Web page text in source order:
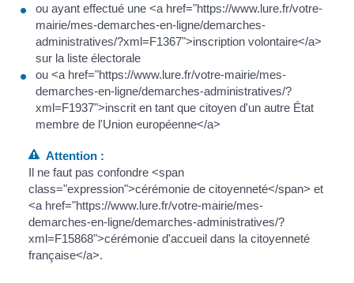
ou ayant effectué une <a href="https://www.lure.fr/votre-
mairie/mes-demarches-en-ligne/demarches-
administratives/?xml=F1367">inscription volontaire</a>
sur la liste électorale
ou <a href="https://www.lure.fr/votre-mairie/mes-
demarches-en-ligne/demarches-administratives/?
xml=F1937">inscrit en tant que citoyen d'un autre État
membre de l'Union européenne</a>
Attention :
Il ne faut pas confondre <span
class="expression">cérémonie de citoyenneté</span> et
<a href="https://www.lure.fr/votre-mairie/mes-
demarches-en-ligne/demarches-administratives/?
xml=F15868">cérémonie d'accueil dans la citoyenneté
française</a>.